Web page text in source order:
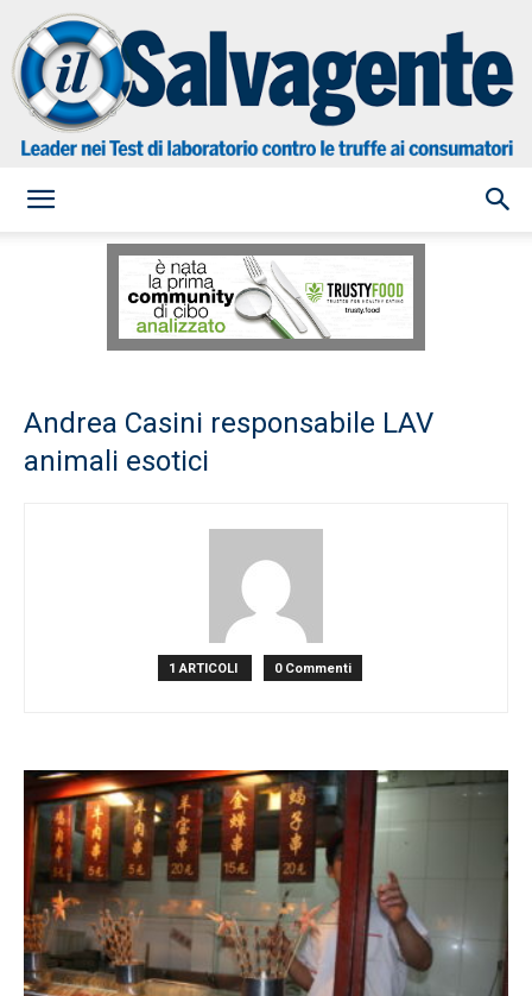
Salvagente
Andrea Casini responsabile LAV
animali esotici
1 ARTICOLI 0 Commenti